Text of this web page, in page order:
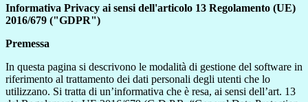
Informativa Privacy ai sensi dell'articolo 13 Regolamento (UE)
2016/679 ("GDPR")
Premessa
In questa pagina si descrivono le modalità di gestione del software in
riferimento al trattamento dei dati personali degli utenti che lo
utilizzano. Si tratta di un’informativa che è resa, ai sensi dell’art. 13